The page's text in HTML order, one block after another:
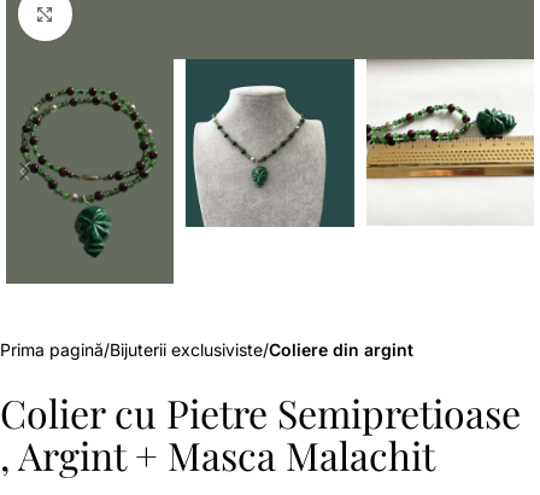
Click to enlarge
Prima pagină Bijuterii exclusiviste Coliere din argint
Colier cu Pietre Semipretioase
, Argint + Masca Malachit